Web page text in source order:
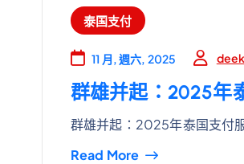
泰国支付
11 月, 週六, 2025
群雄并起：2025年
群雄并起：2025年泰国支付
Read More